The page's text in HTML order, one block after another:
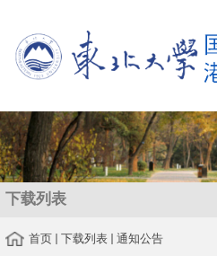
下载列表
首页 下载列表 通知公告